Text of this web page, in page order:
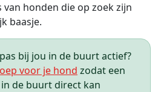
honden die op zoek zijn
baasje.
bij jou in de buurt actief?
voor je hond zodat een
de buurt direct kan